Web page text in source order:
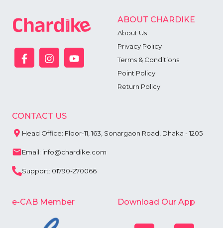
ABOUT CHARDIKE
About Us
Privacy Policy
Terms & Conditions
Point Policy
Return Policy
CONTACT US
Head Office: Floor-11, 163, Sonargaon Road, Dhaka - 1205
Email: info@chardike.com
Support: 01790-270066
e-CAB Member Download Our App